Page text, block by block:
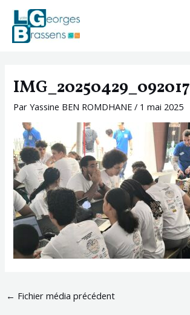
Aller
contenu
IMG_20250429_092017
ParYassine BEN ROMDHANE/ 1 mai 2025
Navigation
des
articles
← Fichier média précédent